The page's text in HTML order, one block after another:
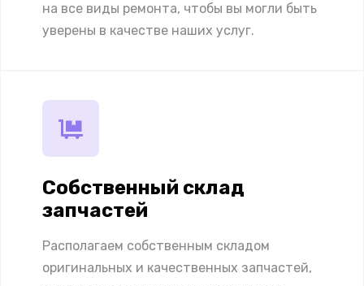
на все виды ремонта, чтобы вы могли быть
уверены в качестве наших услуг.
Собственный склад
запчастей
Располагаем собственным складом
оригинальных и качественных запчастей,